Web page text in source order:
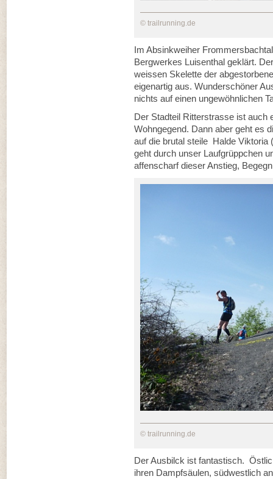
© trailrunning.de
Im Absinkweiher
Bergwerkes Luisenthal geklärt.
weissen Skelette der
eigenartig aus. Wunderschöner
nichts auf einen ungewöhnlichen
Der Stadteil Ritterstrasse ist auch
Wohngegend. Dann aber geht es
auf die brutal steile Halde Viktoria
geht durch unser Laufgrüppchen
affenscharf dieser Anstieg,
© trailrunning.de
Der Ausbilck ist fantastisch.
ihren Dampfsäulen, südwestlich